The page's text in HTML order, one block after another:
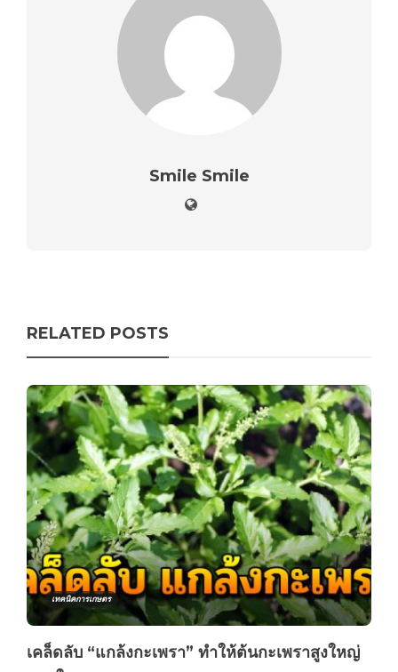
Smile Smile
RELATED POSTS
เทคนิคการเกษตร
เคล็ดลับ “แกล้งกะเพรา” ทำให้ต้นกะเพราสูงใหญ่